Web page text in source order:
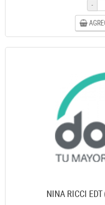
-
NINA RICCI